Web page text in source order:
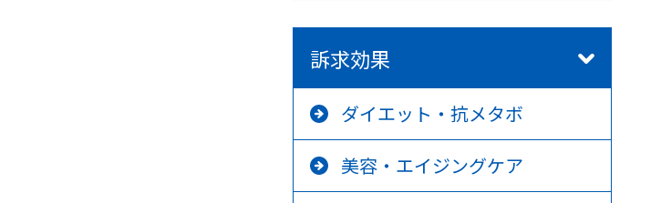
訴求効果
ダイエット・抗メタボ
美容・エイジングケア